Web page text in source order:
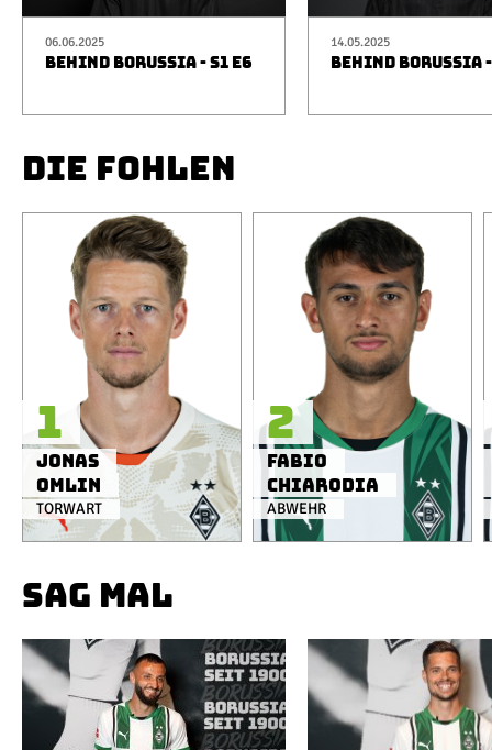
06.06.2025
BEHIND BORUSSIA - S1 E6
14.05.2025
BEHIND BORUSSIA
DIE FOHLEN
TORWART
Jonas
Omlin
1
ABWEHR
Fabio
Chiarodia
2
SAG MAL